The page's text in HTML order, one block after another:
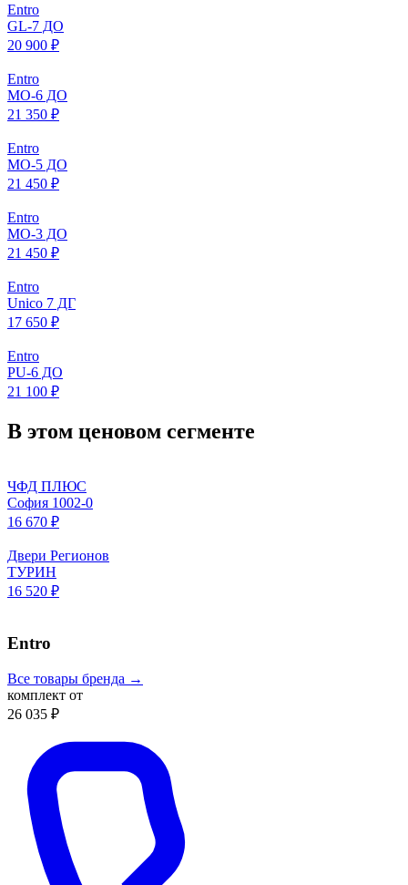
Entro
GL-7 ДО
20 900 ₽
Entro
МO-6 ДО
21 350 ₽
Entro
МO-5 ДО
21 450 ₽
Entro
МO-3 ДО
21 450 ₽
Entro
Unico 7 ДГ
17 650 ₽
Entro
PU-6 ДО
21 100 ₽
В этом ценовом сегменте
ЧФД ПЛЮС
София 1002-0
16 670 ₽
Двери Регионов
ТУРИН
16 520 ₽
Entro
Все товары бренда →
комплект от
26 035 ₽